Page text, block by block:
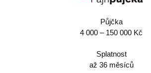
Půjčka
4 000 – 150 000 Kč
Splatnost
až 36 měsíců